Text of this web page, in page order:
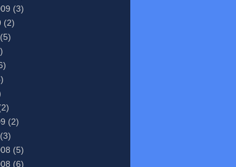
(3)
(2)
(5)
(2)
(3)
(5)
(6)